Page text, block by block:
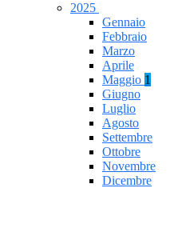
2025
Gennaio
Febbraio
Marzo
Aprile
Maggio 1
Giugno
Luglio
Agosto
Settembre
Ottobre
Novembre
Dicembre